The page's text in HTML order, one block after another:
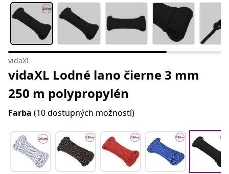
vidaXL
vidaXL Lodné lano čierne 3 mm
250 m polypropylén
Farba (10 dostupných možností)